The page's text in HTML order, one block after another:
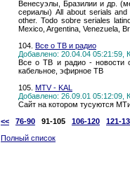
Венесуэлы, Бразилии и др.
сериалы) All about serials
other. Todo sobre seriales
Mexico, Argentina, Venezuela,
104. Все о ТВ и радио
Добавлено: 20.04.04 05:21:59,
Все о ТВ и радио - новости
кабельное, эфирное ТВ
105. MTV - KAL
Добавлено: 26.09.01 05:12:09,
Сайт на котором тусуются
<<
76-90 91-105 106-120
121-
Полный список